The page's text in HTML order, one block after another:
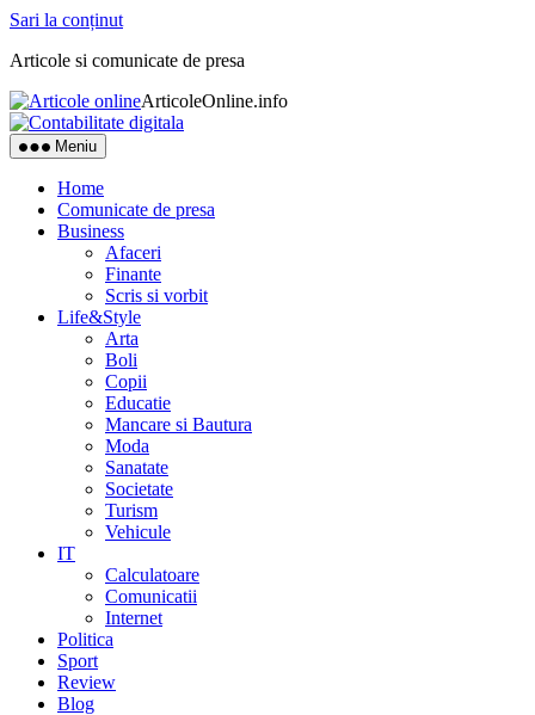
Sari la conținut
Articole si comunicate de presa
ArticoleOnline.info
Meniu
Home
Comunicate de presa
Business
Afaceri
Finante
Scris si vorbit
Life&Style
Arta
Boli
Copii
Educatie
Mancare si Bautura
Moda
Sanatate
Societate
Turism
Vehicule
IT
Calculatoare
Comunicatii
Internet
Politica
Sport
Review
Blog